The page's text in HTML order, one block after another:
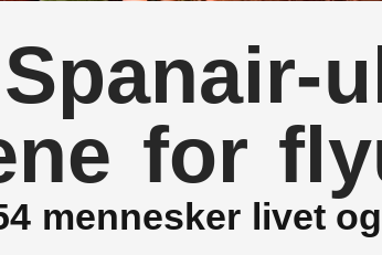
for
mennesker livet